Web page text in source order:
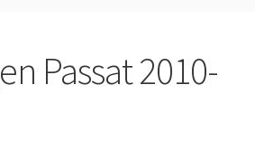
Passat 2010-